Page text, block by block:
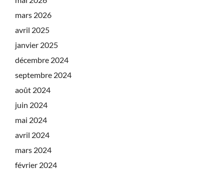
mars 2026
avril 2025
janvier 2025
décembre 2024
septembre 2024
août 2024
juin 2024
mai 2024
avril 2024
mars 2024
février 2024